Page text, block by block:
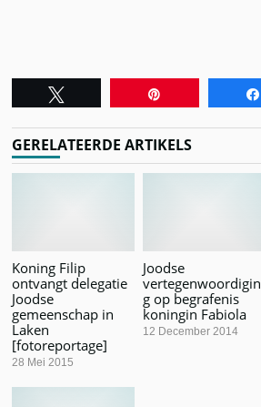
GERELATEERDE ARTIKELS
Koning Filip
ontvangt delegatie
Joodse
gemeenschap in
Laken
[fotoreportage]
28 Mei 2015
Joodse
vertegenwoordigin
g op begrafenis
koningin Fabiola
12 December 2014